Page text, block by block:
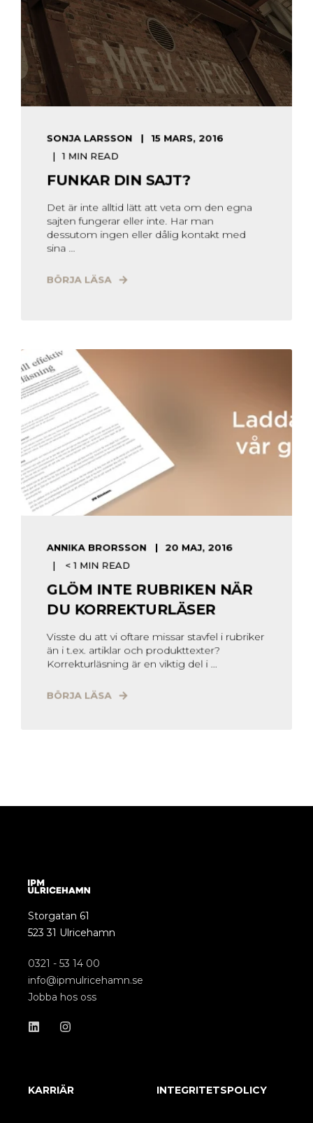
SONJA LARSSON
15 MARS, 2016
1 MIN READ
FUNKAR DIN SAJT?
Det är inte alltid lätt att veta om den egna
sajten fungerar eller inte. Har man
dessutom ingen eller dålig kontakt med
sina ...
BÖRJA LÄSA
ANNIKA BRORSSON
20 MAJ, 2016
< 1 MIN READ
GLÖM INTE RUBRIKEN NÄR
DU KORREKTURLÄSER
Visste du att vi oftare missar stavfel i rubriker
än i t.ex. artiklar och produkttexter?
Korrekturläsning är en viktig del i ...
BÖRJA LÄSA
Storgatan 61
523 31 Ulricehamn
0321 - 53 14 00
info@ipmulricehamn.se
Jobba hos oss
KARRIÄR INTEGRITETSPOLICY